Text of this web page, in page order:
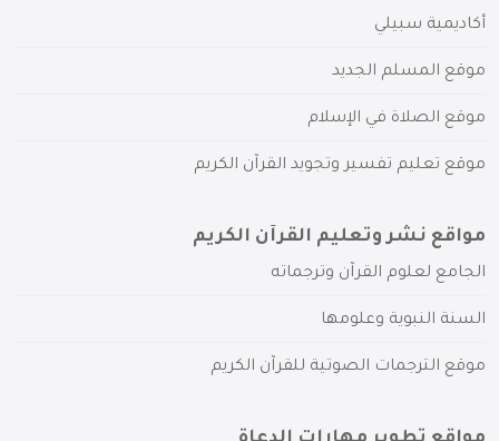
أكاديمية سبيلي
موقع المسلم الجديد
موقع الصلاة في الإسلام
موقع تعليم تفسير وتجويد القرآن الكريم
مواقع نشر وتعليم القرآن الكريم
الجامع لعلوم القرآن وترجماته
السنة النبوية وعلومها
موقع الترجمات الصوتية للقرآن الكريم